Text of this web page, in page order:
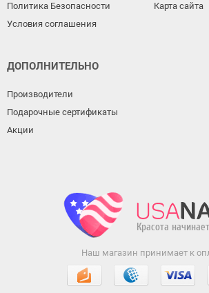
Политика Безопасности
Условия соглашения
Карта сайта
ДОПОЛНИТЕЛЬНО
Производители
Подарочные сертификаты
Акции
Наш магазин принимает к